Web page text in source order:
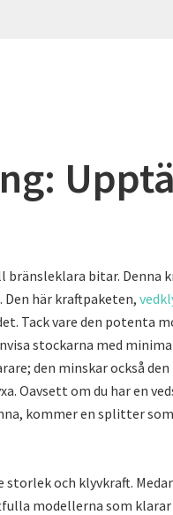
bitar. Denna
här kraftpaketen,
Tack vare den potenta
stockarna med
den minskar också den
Oavsett om du har en
kommer en splitter
och klyvkraft.
modellerna som